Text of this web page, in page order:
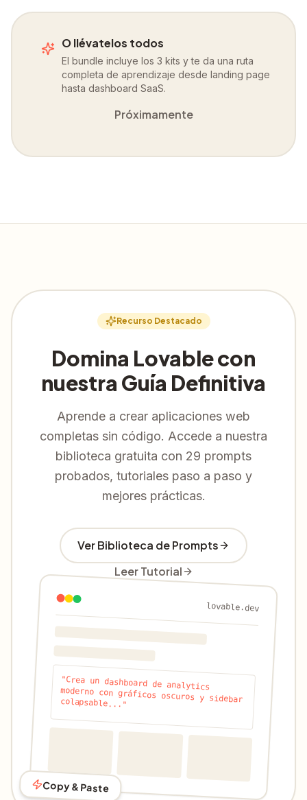
O llévatelos todos
El bundle incluye los 3 kits y te da una ruta
completa de aprendizaje desde landing page
hasta dashboard SaaS.
Próximamente
Recurso Destacado
Domina Lovable con
nuestra Guía Definitiva
Aprende a crear aplicaciones web
completas sin código. Accede a nuestra
biblioteca gratuita con 29 prompts
probados, tutoriales paso a paso y
mejores prácticas.
Ver Biblioteca de Prompts
Leer Tutorial
lovable.dev
"Crea un dashboard de analytics
moderno con gráficos oscuros y sidebar
colapsable... "
Copy & Paste